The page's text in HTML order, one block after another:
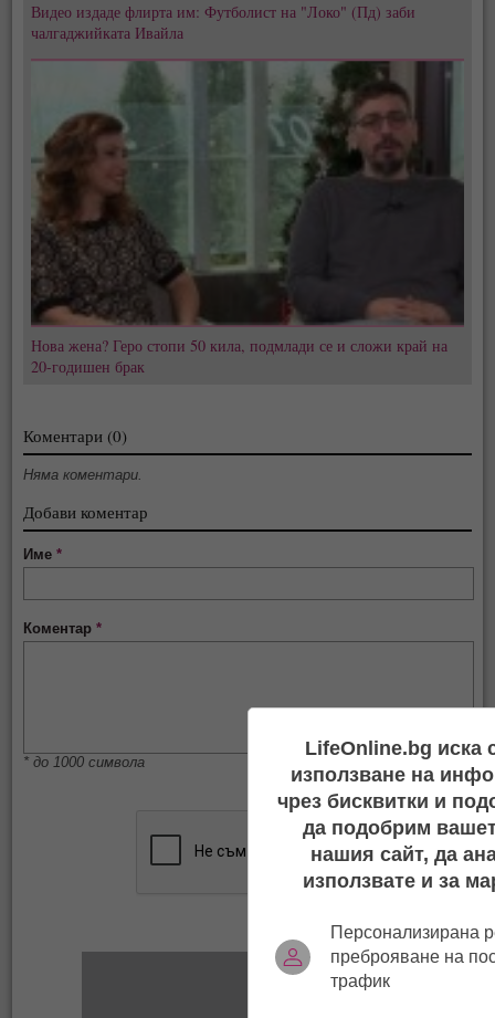
Видео издаде флирта им: Футболист на "Локо" (Пд) заби
чалгаджийката Ивайла
Нова жена? Геро стопи 50 кила, подмлади се и сложи край на
20-годишен брак
Коментари (0)
Няма коментари.
Добави коментар
Име*
Коментар*
* до 1000 символа
LifeOnline.bg иска
използване на
чрез бисквитки и
да подобрим
нашия сайт, да
използвате и за
Персонализирана
преброяване на
трафик